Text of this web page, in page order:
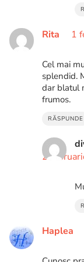
Rita 1
Cel mai
splendid.
dar blatul
frumos.
RĂSPUNDE
2
Haplea